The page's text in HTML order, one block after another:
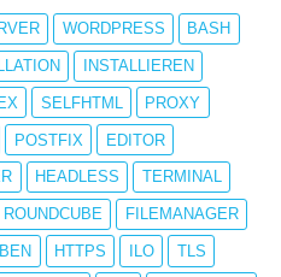
WORDPRESS BASH
INSTALLIEREN
SELFHTML PROXY
POSTFIX EDITOR
HEADLESS TERMINAL
ROUNDCUBE FILEMANAGER
HTTPS ILO TLS